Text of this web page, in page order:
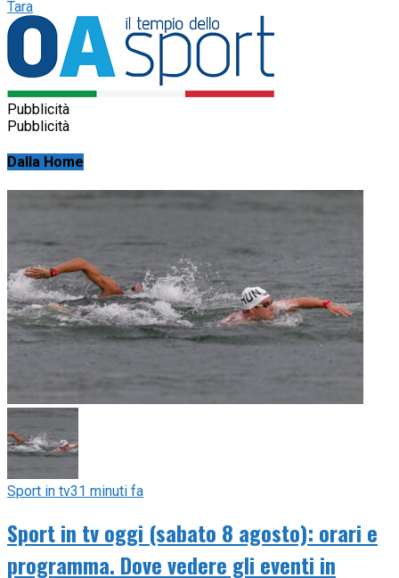
Tara
Pubblicità
Pubblicità
Dalla Home
Sport in tv31 minuti fa
Sport in tv oggi (sabato 8 agosto): orari e
programma. Dove vedere gli eventi in